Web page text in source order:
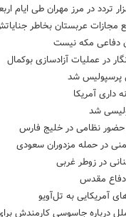
مجازات عربستان بخاطر
دفاعی مکه نیست
در عملیات آزادسازی بوکمال
پرسپولیس شد
داری آمریکا
شد
حضور نظامی در خلیج فارس
دفاع مقدس
آمریکایی به تل‌آویو
درباره جاسوسی کارمندش